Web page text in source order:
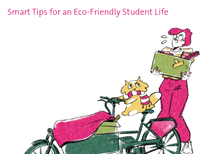
Smart Tips for an Eco-Friendly Student Life